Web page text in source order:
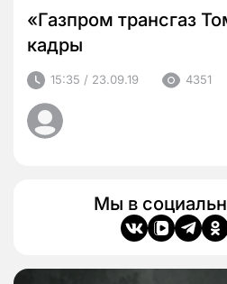
«Газпром трансгаз
кадры
15:35 / 23.09.19 4351
Мы в